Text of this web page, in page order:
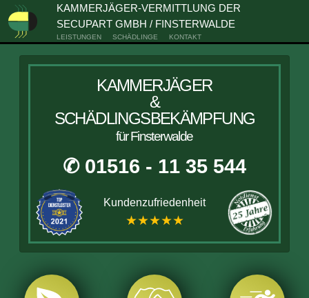
KAMMERJÄGER-VERMITTLUNG DER
SECUPART GMBH / FINSTERWALDE
LEISTUNGEN SCHÄDLINGE KONTAKT
KAMMERJÄGER
&
SCHÄDLINGSBEKÄMPFUNG
für Finsterwalde
✆ 01516 - 11 35 544
Kundenzufriedenheit
★★★★★